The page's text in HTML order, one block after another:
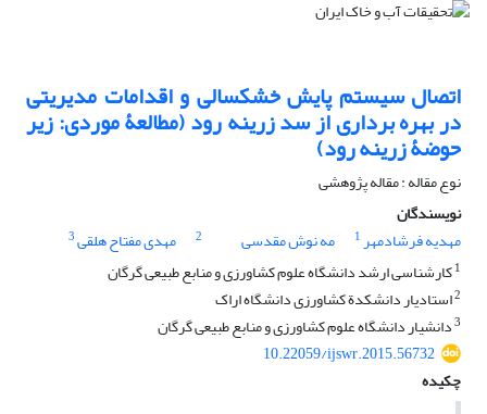
اتصال سیستم پایش خشکسالی و اقدامات مدیریتی
در بهره برداری از سد زرینه رود (مطالعۀ موردی: زیر
حوضۀ زرینه رود)
نوع مقاله : مقاله پژوهشی
نویسندگان
مهدیه فرشادمهر1 مه نوش مقدسی 2 مهدی مفتاح هلقی3
1کارشناسی ارشد دانشگاه علوم کشاورزی و منابع طبیعی گرگان
2استادیار دانشکدة کشاورزی دانشگاه اراک
3دانشیار دانشگاه علوم کشاورزی و منابع طبیعی گرگان
10.22059/ijswr.2015.56732
چکیده